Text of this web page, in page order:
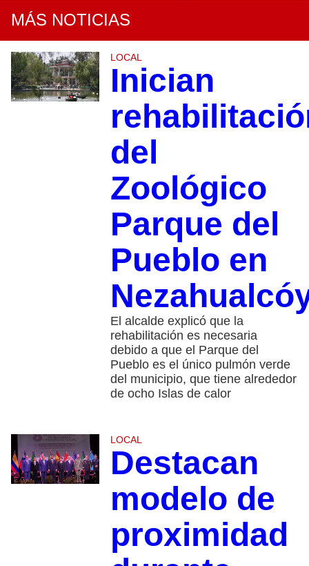
MÁS NOTICIAS
LOCAL
Inician
del
Zoológico
Parque del
Pueblo en
El alcalde explicó que la
rehabilitación es necesaria
debido a que el Parque del
Pueblo es el único pulmón verde
del municipio, que tiene alrededor
de ocho Islas de calor
LOCAL
Destacan
modelo de
proximidad